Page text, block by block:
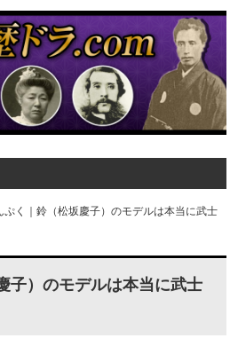
ぷく｜鈴（松坂慶子）のモデルは本当に武士
子）のモデルは本当に武士